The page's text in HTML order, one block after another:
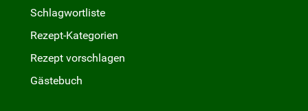
Schlagwortliste
Rezept-Kategorien
Rezept vorschlagen
Gästebuch